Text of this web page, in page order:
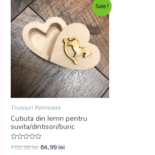
Sale!
Trusouri INimioara
Cutiuta din lemn pentru
suvita/dintisori/buric
Evaluat
la
100,00lei64,99lei